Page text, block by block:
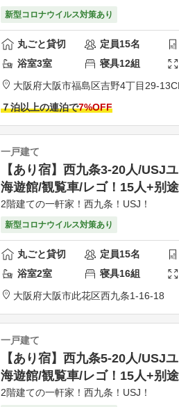
新型コロナウイルス対策あり
丸ごと貸切 定員15名
浴室3室 寝具12組
大阪府大阪市福島区吉野4丁目29-13
７泊以上の連泊で7%OFF
一戸建て
【あり宿】西九条3-20人/USJ
海遊館/観覧車/レゴ！15人+别
2階建ての一軒家！西九条！USJ！
新型コロナウイルス対策あり
丸ごと貸切 定員15名
浴室2室 寝具16組
大阪府大阪市此花区西九条1-16-18
一戸建て
【あり宿】西九条5-20人/USJ
海遊館/観覧車/レゴ！15人+别
2階建ての一軒家！西九条！USJ！